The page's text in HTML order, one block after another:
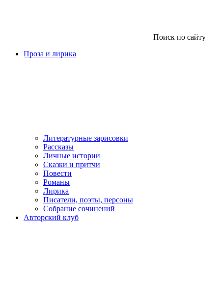
Поиск по сайту
Проза и лирика
Литературные зарисовки
Рассказы
Личные истории
Сказки и притчи
Повести
Романы
Лирика
Писатели, поэты, персоны
Собрание сочинений
Авторский клуб